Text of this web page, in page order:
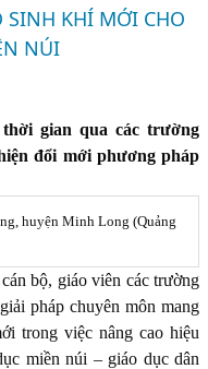
SINH KHÍ MỚI CHO
NÚI
gian qua các trường
đổi mới phương pháp
huyện Minh Long (Quảng
bộ, giáo viên các trường
pháp chuyên môn mang
trong việc nâng cao hiệu
miền núi – giáo dục dân